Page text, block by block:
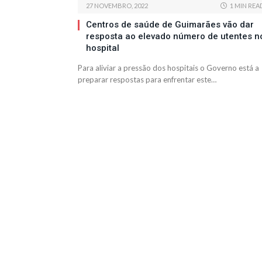
27 NOVEMBRO, 2022 1 MIN
Centros de saúde de Guimarães vão dar
resposta ao elevado número de utentes
hospital
Para aliviar a pressão dos hospitais o Governo está a
preparar respostas para enfrentar este…